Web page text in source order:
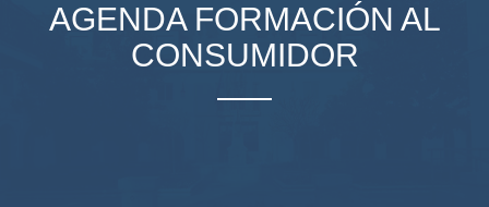
AGENDA FORMACIÓN AL
CONSUMIDOR